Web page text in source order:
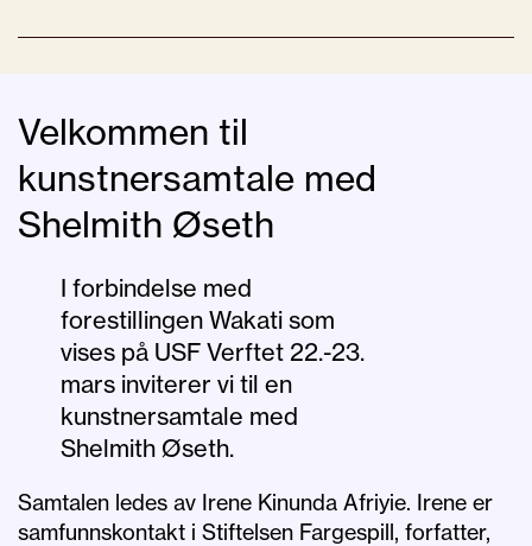
Velkommen til
kunstnersamtale med
Shelmith Øseth
I forbindelse med
forestillingen Wakati som
vises på USF Verftet 22.-23.
mars inviterer vi til en
kunstnersamtale med
Shelmith Øseth.
Samtalen ledes av Irene Kinunda Afriyie. Irene er
samfunnskontakt i Stiftelsen Fargespill, forfatter,